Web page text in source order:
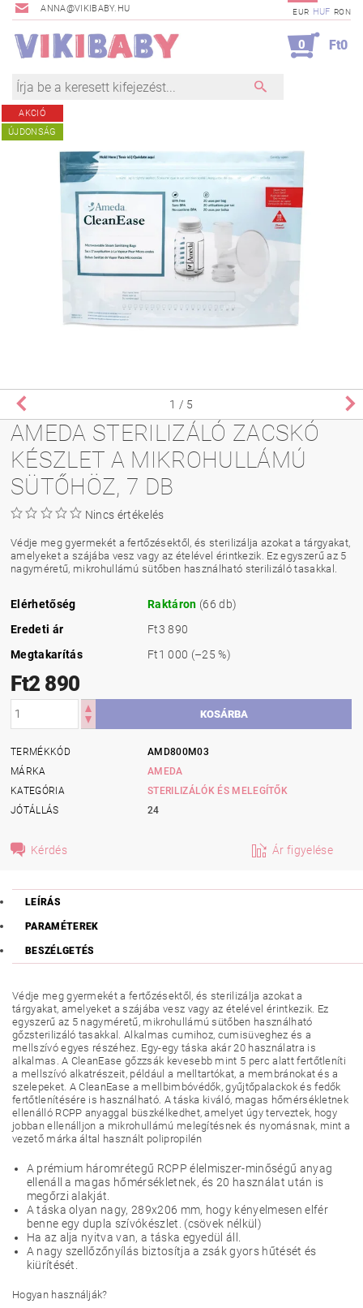
ANNA@VIKIBABY.HU EUR HUF RON
0 Ft0
AKCIÓ
ÚJDONSÁG
1 / 5
AMEDA STERILIZÁLÓ ZACSKÓ
KÉSZLET A MIKROHULLÁMÚ
SÜTŐHÖZ, 7 DB
Nincs értékelés
Védje meg gyermekét a fertőzésektől, és sterilizálja azokat a tárgyakat,
amelyeket a szájába vesz vagy az ételével érintkezik. Ez egyszerű az 5
nagyméretű, mikrohullámú sütőben használható sterilizáló tasakkal.
Elérhetőség Raktáron (66 db)
Eredeti ár
Ft3 890
Megtakarítás
Ft1 000 (–25 %)
Ft2 890
TERMÉKKÓD
AMD800M03
MÁRKA
AMEDA
KATEGÓRIA
STERILIZÁLÓK ÉS MELEGÍTŐK
JÓTÁLLÁS
24
Kérdés Ár figyelése
LEÍRÁS
PARAMÉTEREK
BESZÉLGETÉS
Védje meg gyermekét a fertőzésektől, és sterilizálja azokat a
tárgyakat, amelyeket a szájába vesz vagy az ételével érintkezik. Ez
egyszerű az 5 nagyméretű, mikrohullámú sütőben használható
gőzsterilizáló tasakkal. Alkalmas cumihoz, cumisüveghez és a
mellszívó egyes részéhez. Egy-egy táska akár 20 használatra is
alkalmas. A CleanEase gőzzsák kevesebb mint 5 perc alatt fertőtleníti
a mellszívó alkatrészeit, például a melltartókat, a membránokat és a
szelepeket. A CleanEase a mellbimbóvédők, gyűjtőpalackok és fedők
fertőtlenítésére is használható. A táska kiváló, magas hőmérsékletnek
ellenálló RCPP anyaggal büszkélkedhet, amelyet úgy terveztek, hogy
jobban ellenálljon a mikrohullámú melegítésnek és nyomásnak, mint a
vezető márka által használt polipropilén
A prémium háromrétegű RCPP élelmiszer-minőségű anyag
ellenáll a magas hőmérsékletnek, és 20 használat után is
megőrzi alakját.
A táska olyan nagy, 289x206 mm, hogy kényelmesen elfér
benne egy dupla szívókészlet. (csövek nélkül)
Ha az alja nyitva van, a táska egyedül áll.
A nagy szellőzőnyílás biztosítja a zsák gyors hűtését és
kiürítését.
Hogyan használják?